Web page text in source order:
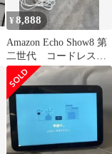
¥8,888
Amazon Echo Show8 第
二世代 コードレスス
タンド付き